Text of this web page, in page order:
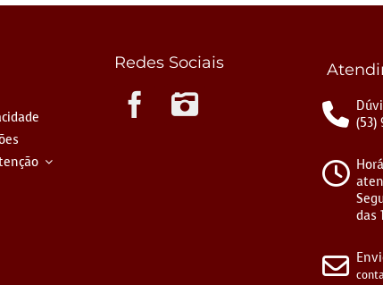
Redes Sociais
(53)
das